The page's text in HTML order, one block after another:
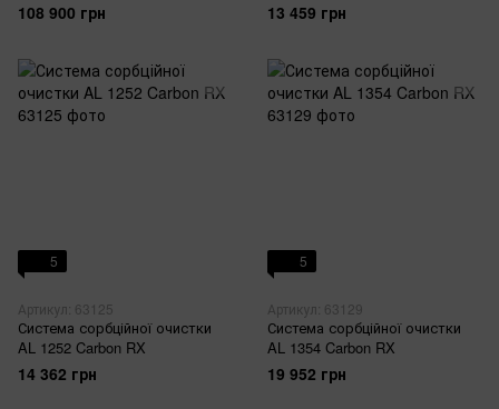
108 900 грн 13 459 грн
5
Артикул: 63125
Система сорбційної очистки
AL 1252 Carbon RX
14 362 грн
5
Артикул: 63129
Система сорбційної очистки
AL 1354 Carbon RX
19 952 грн